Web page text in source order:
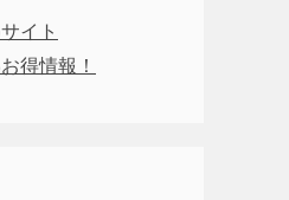
イト
得情報！